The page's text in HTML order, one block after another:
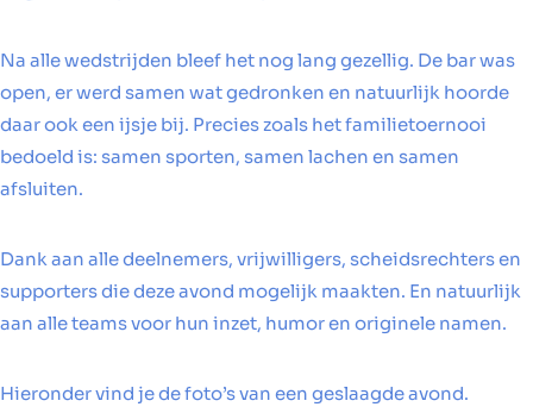
Na alle wedstrijden bleef het nog lang gezellig. De bar was
open, er werd samen wat gedronken en natuurlijk hoorde
daar ook een ijsje bij. Precies zoals het familietoernooi
bedoeld is: samen sporten, samen lachen en samen
afsluiten.
Dank aan alle deelnemers, vrijwilligers, scheidsrechters en
supporters die deze avond mogelijk maakten. En natuurlijk
aan alle teams voor hun inzet, humor en originele namen.
Hieronder vind je de foto’s van een geslaagde avond.